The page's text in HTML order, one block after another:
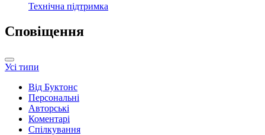
Технічна підтримка
Сповіщення
Усі типи
Від Буктонс
Персональні
Авторські
Коментарі
Спілкування